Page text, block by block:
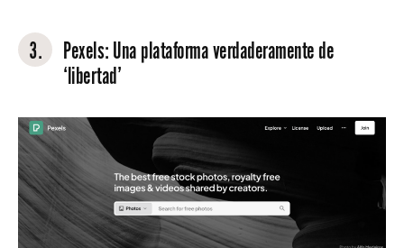
3. Pexels: Una plataforma verdaderamente de
‘libertad’